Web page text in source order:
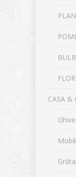
CASA &